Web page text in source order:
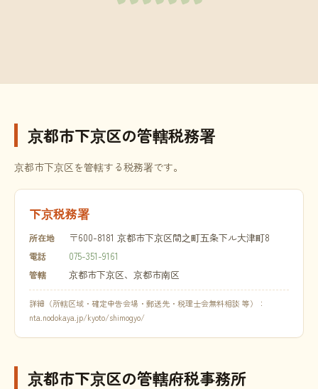
京都市下京区の管轄税務署
京都市下京区を管轄する税務署です。
下京税務署
所在地 〒600-8181 京都市下京区間之町五条下ル大津町8
電話 075-351-9161
管轄 京都市下京区、京都市南区
詳細（所轄区域・確定申告会場・郵送先・税理士会無料相談 等）：
nta.nodokaya.jp/kyoto/shimogyo/
京都市下京区の管轄府税事務所